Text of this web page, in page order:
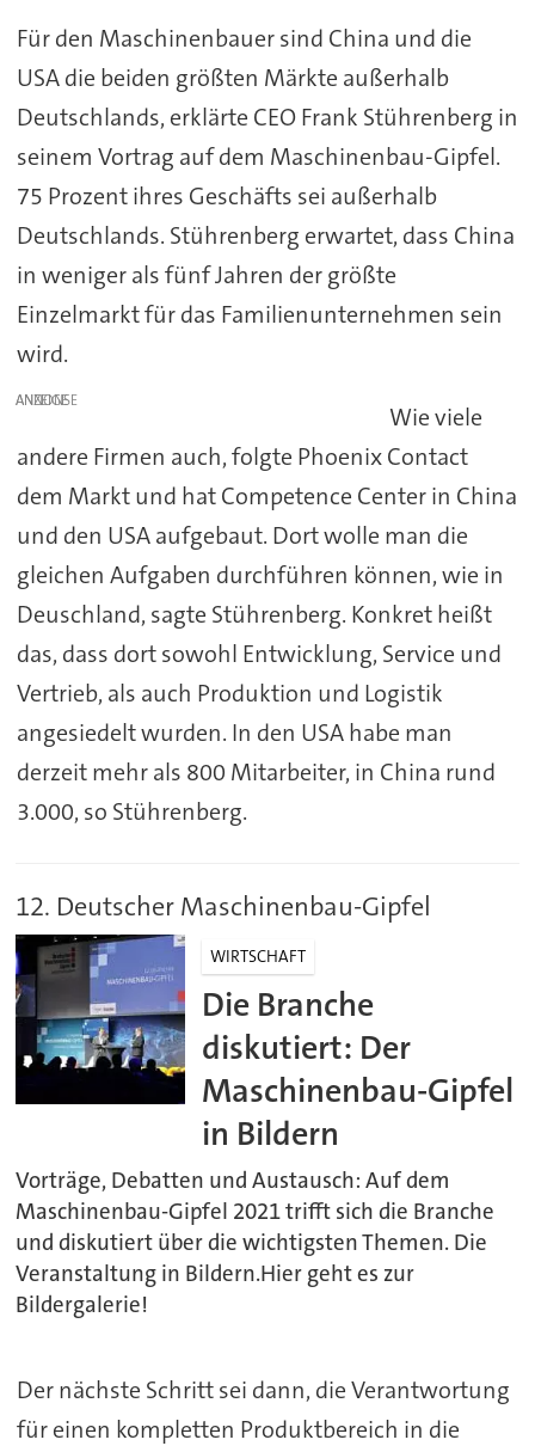
Für den Maschinenbauer sind China und die
USA die beiden größten Märkte außerhalb
Deutschlands, erklärte CEO Frank Stührenberg in
seinem Vortrag auf dem Maschinenbau-Gipfel.
75 Prozent ihres Geschäfts sei außerhalb
Deutschlands. Stührenberg erwartet, dass China
in weniger als fünf Jahren der größte
Einzelmarkt für das Familienunternehmen sein
wird.
ANZEIGE
Wie viele
andere Firmen auch, folgte Phoenix Contact
dem Markt und hat Competence Center in China
und den USA aufgebaut. Dort wolle man die
gleichen Aufgaben durchführen können, wie in
Deuschland, sagte Stührenberg. Konkret heißt
das, dass dort sowohl Entwicklung, Service und
Vertrieb, als auch Produktion und Logistik
angesiedelt wurden. In den USA habe man
derzeit mehr als 800 Mitarbeiter, in China rund
3.000, so Stührenberg.
12. Deutscher Maschinenbau-Gipfel
WIRTSCHAFT
Die Branche
diskutiert: Der
Maschinenbau-Gipfel
in Bildern
Vorträge, Debatten und Austausch: Auf dem
Maschinenbau-Gipfel 2021 trifft sich die Branche
und diskutiert über die wichtigsten Themen. Die
Veranstaltung in Bildern.Hier geht es zur
Bildergalerie!
Der nächste Schritt sei dann, die Verantwortung
für einen kompletten Produktbereich in die